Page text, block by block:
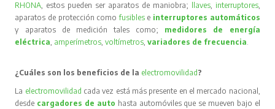
RHONA, estos pueden ser aparatos de maniobra; llaves, interruptores,
aparatos de protección comofusibles e interruptores automáticos
y aparatos de medición tales como; medidores de energía
eléctrica, amperímetros,voltímetros,variadores de frecuencia.
¿Cuáles son los beneficios de la electromovilidad ?
La electromovilidad cada vez está más presente en el mercado nacional,
desde cargadores de auto hasta automóviles que se mueven bajo el